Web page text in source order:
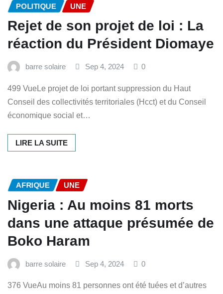
POLITIQUE UNE
Rejet de son projet de loi : La
réaction du Président Diomaye
barre solaire Sep 4, 2024 0
499 VueLe projet de loi portant suppression du Haut
Conseil des collectivités territoriales (Hcct) et du Conseil
économique social et…
LIRE LA SUITE
AFRIQUE UNE
Nigeria : Au moins 81 morts
dans une attaque présumée de
Boko Haram
barre solaire Sep 4, 2024 0
376 VueAu moins 81 personnes ont été tuées et d’autres